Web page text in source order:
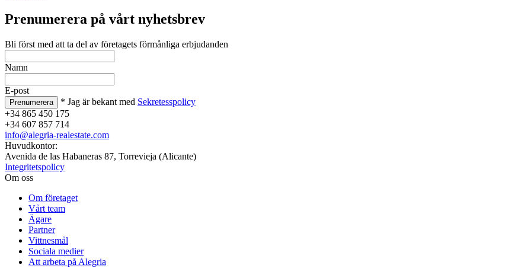
Prenumerera på vårt nyhetsbrev
Bli först med att ta del av företagets förmånliga erbjudanden
Namn
E-post
* Jag är bekant med Sekretesspolicy
+34 865 450 175
+34 607 857 714
info@alegria-realestate.com
Huvudkontor:
Avenida de las Habaneras 87, Torrevieja (Alicante)
Integritetspolicy
Om oss
Om företaget
Vårt team
Ägare
Partner
Vittnesmål
Sociala medier
Att arbeta på Alegria